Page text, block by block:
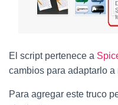
El script pertenece a
cambios para adaptarlo
Para agregar este truco